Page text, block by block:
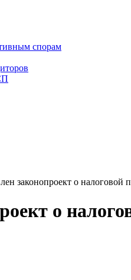
спорам
законопроект о налоговой
о